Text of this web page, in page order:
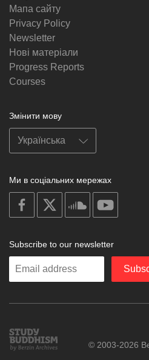
Мапа сайту
Privacy Policy
Newsletter
Нові матеріали
Progress Reports
Courses
Змінити мову
Ми в соціальних мережах
on
facebook
soundcloud
Subscribe to our newsletter
Enter
Study
Buddhism
© 2003-2026